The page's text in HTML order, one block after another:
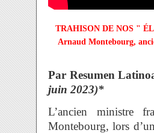
TRAHISON DE NOS "
Arnaud Montebourg,
Par Resumen
juin 2023)*
L’ancien ministre
Montebourg, lors